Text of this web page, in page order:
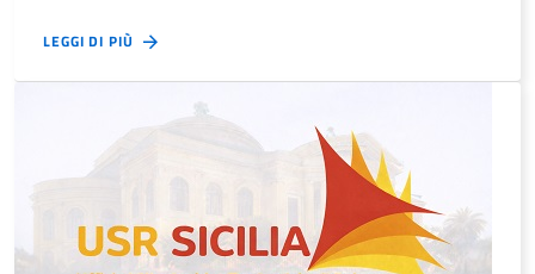
LEGGI DI PIÙ